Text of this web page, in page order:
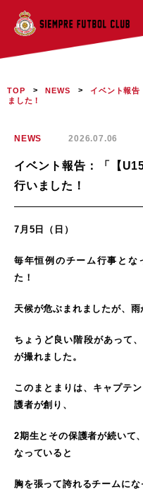
TOP > NEWS >
イベント報告
ました！
NEWS 2026.07.06
イベント報告：「【
行いました！
7月5日（日）
毎年恒例のチーム行事とな
た！
天候が危ぶまれましたが、雨
ちょうど良い階段があって
が撮れました。
このまとまりは、キャプテ
護者が創り、
2期生とその保護者が続いて
なっていると
胸を張って誇れるチームに